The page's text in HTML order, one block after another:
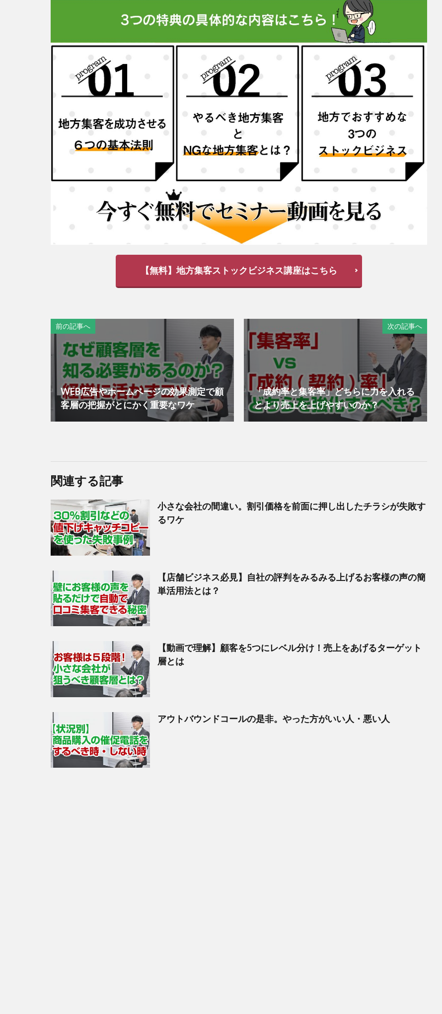
【無料】地方集客ストックビジネス講座はこちら
前の記事へ
WEB広告やホームページの効果測定で顧
客層の把握がとにかく重要なワケ
次の記事へ
「成約率と集客率」どちらに力を入れる
とより売上を上げやすいのか？
関連する記事
小さな会社の間違い。割引価格を前面に押し出したチラシが失敗す
るワケ
【店舗ビジネス必見】自社の評判をみるみる上げるお客様の声の簡
単活用法とは？
【動画で理解】顧客を5つにレベル分け！売上をあげるターゲット
層とは
アウトバウンドコールの是非。やった方がいい人・悪い人